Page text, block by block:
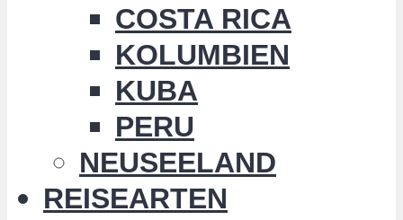
COSTA RICA
KOLUMBIEN
KUBA
PERU
NEUSEELAND
REISEARTEN